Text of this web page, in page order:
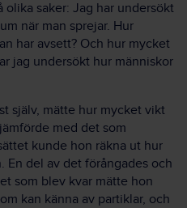
saker: Jag har undersökt
när man sprejar. Hur
har avsett? Och hur mycket
jag undersökt hur människor
själv, mätte hur mycket vikt
med det som
kunde hon räkna ut hur
En del av det förångades och
som blev kvar mätte hon
kan känna av partiklar, och